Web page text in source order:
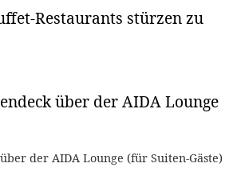
Restaurants stürzen zu
der AIDA Lounge (für Suiten-Gäste)